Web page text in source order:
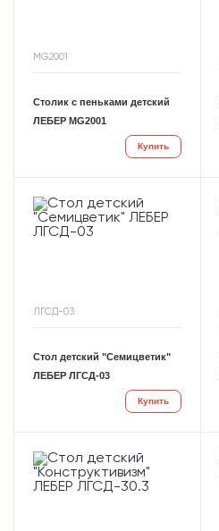
MG2001
Столик с пеньками детский
ЛЕБЕР MG2001
Купить
ЛГСД-03
Стол детский "Семицветик"
ЛЕБЕР ЛГСД-03
Купить